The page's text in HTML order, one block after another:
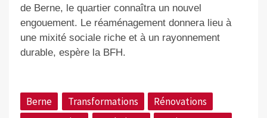
de Berne, le quartier connaîtra un nouvel
engouement. Le réaménagement donnera lieu à
une mixité sociale riche et à un rayonnement
durable, espère la BFH.
Berne Transformations
Rénovations